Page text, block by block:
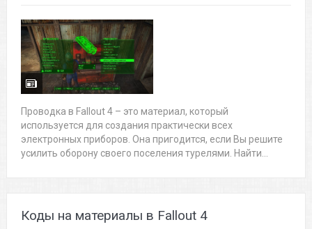
Проводка в Fallout 4 – это материал, который
используется для создания практически всех
электронных приборов. Она пригодится, если Вы решите
усилить оборону своего поселения турелями. Найти...
Коды на материалы в Fallout 4